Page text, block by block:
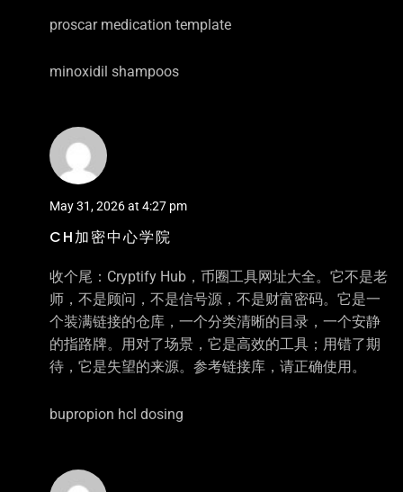
proscar medication template
minoxidil shampoos
May 31, 2026 at 4:27 pm
CH加密中心学院
收个尾：Cryptify Hub，币圈工具网址大全。它不是老
师，不是顾问，不是信号源，不是财富密码。它是一
个装满链接的仓库，一个分类清晰的目录，一个安静
的指路牌。用对了场景，它是高效的工具；用错了期
待，它是失望的来源。参考链接库，请正确使用。
bupropion hcl dosing